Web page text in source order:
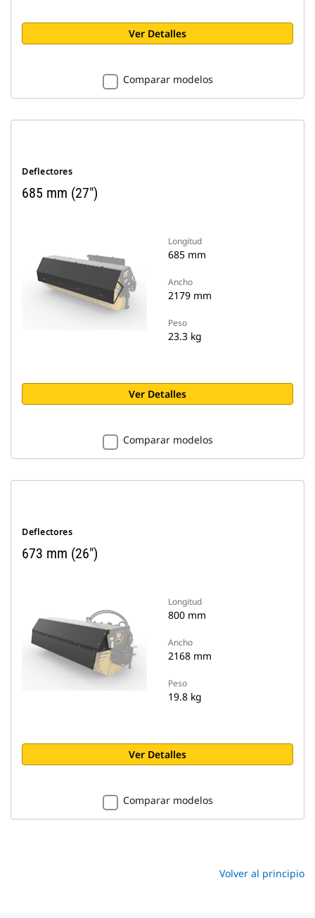
Ver Detalles
Comparar modelos
Deflectores
685 mm (27")
Longitud
685 mm
Ancho
2179 mm
Peso
23.3 kg
Ver Detalles
Comparar modelos
Deflectores
673 mm (26")
Longitud
800 mm
Ancho
2168 mm
Peso
19.8 kg
Ver Detalles
Comparar modelos
Volver al principio